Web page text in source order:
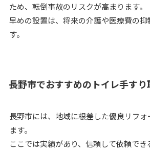
ため、転倒事故のリスクが高まります。
早めの設置は、将来の介護や医療費の抑
す。
長野市でおすすめのトイレ手す
長野市には、地域に根差した優良リフォ
ます。
ここでは実績があり、信頼して依頼で